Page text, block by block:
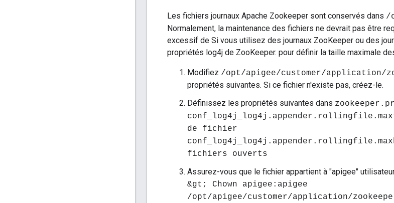
Les fichiers journaux Apache Zookeeper sont conservés dans /
Normalement, la maintenance des fichiers ne devrait pas être
excessif de Si vous utilisez des journaux ZooKeeper ou des
propriétés log4j de ZooKeeper. pour définir la taille maximale
Modifiez /opt/apigee/customer/application/
propriétés suivantes. Si ce fichier n'existe pas, créez-le.
Définissez les propriétés suivantes dans
de fichier
fichiers ouverts
Assurez-vous que le fichier appartient à "apigee"
&gt; Chown apigee:apigee
/opt/apigee/customer/application/